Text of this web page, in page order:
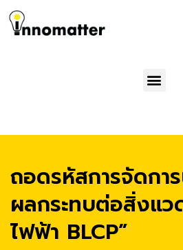
Menu
ถอดรหัสการจัดกา
ผลกระทบต่อสิ่งแว
ไฟฟ้า BLCP”